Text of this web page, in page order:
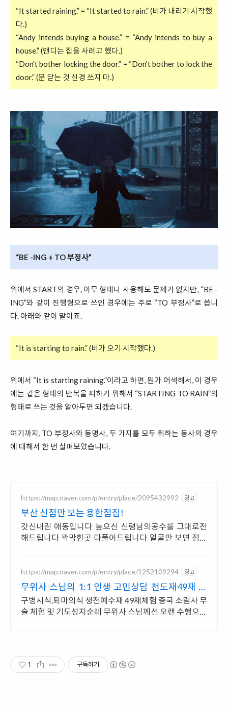
“It started raining.” = “It started to rain.” (비가 내리기 시작했
다.)
“Andy intends buying a house.” = “Andy intends to buy a
house.” (앤디는 집을 사려고 했다.)
“Don’t bother locking the door.” = “Don’t bother to lock the
door.” (문 닫는 것 신경 쓰지 마.)
“BE -ING + TO 부정사”
위에서 START의 경우, 아무 형태나 사용해도 문제가 없지만, “BE -
ING”와 같이 진행형으로 쓰인 경우에는 주로 “TO 부정사”로 씁니
다. 아래와 같이 말이죠.
“It is starting to rain.” (비가 오기 시작했다.)
위에서 “It is starting raining.”이라고 하면, 뭔가 어색해서, 이 경우
에는 같은 형태의 반복을 피하기 위해서 “STARTING TO RAIN”의
형태로 쓰는 것을 알아두면 되겠습니다.
여기까지, TO 부정사와 동명사, 두 가지를 모두 취하는 동사의 경우
에 대해서 한 번 살펴보았습니다.
https://map.naver.com/p/entry/place/2095432992 광고
부산 신점만 보는 용한점집!
갓신내린 애동입니다 높으신 신령님의공수를 그대로전
해드립니다 꽉막힌곳 다풀어드립니다 얼굴만 보면 점사
https://map.naver.com/p/entry/place/1252109294 광고
무위사 스님의 1:1 인생 고민상담 천도재49재 시
다림
구병시식.퇴마의식 생전예수재 49재체험 중국 소림사 무
술 체험 및 기도성지순례 무위사 스님께선 오랜 수행으로
1 구독하기